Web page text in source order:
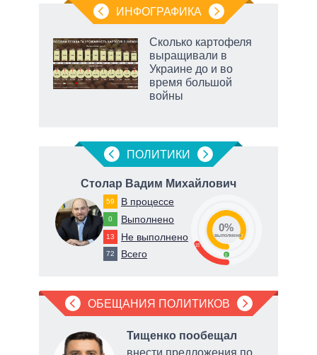
ИНФОГРАФИКА
Сколько картофеля
выращивали в
Украине до и во
время большой
войны
ПОЛИТИКИ
Столар Вадим Михайлович
59 В процессе
0 Выполнено
13 Не выполнено
72 Всего
18
0
82
0%
выполнено
ОБЕЩАНИЯ ПОЛИТИКОВ
Тищенко пообещал